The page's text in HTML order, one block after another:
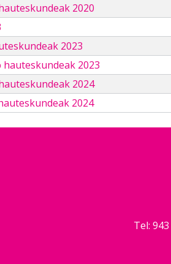
2020
2023
2023
2024
2024
Tel: